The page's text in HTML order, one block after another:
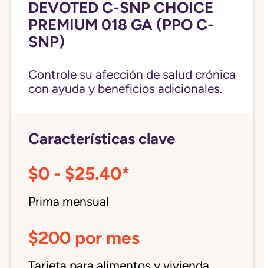
DEVOTED C-SNP CHOICE
PREMIUM 018 GA (PPO C-
SNP)
Controle su afección de salud crónica
con ayuda y beneficios adicionales.
Características clave
$0 - $25.40*
Prima mensual
$200 por mes